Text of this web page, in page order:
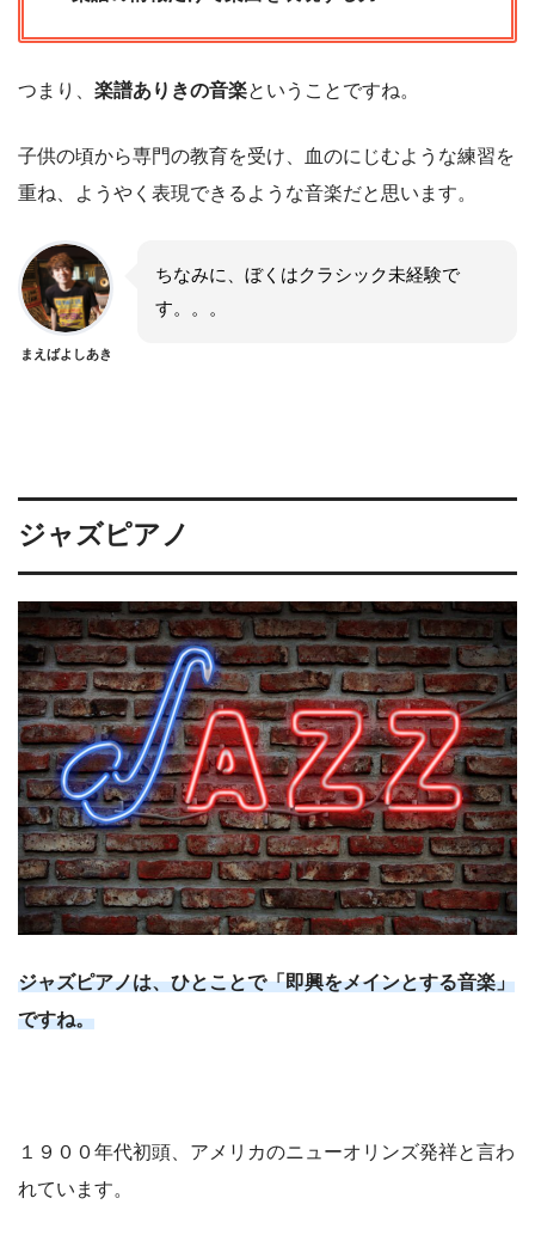
つまり、 楽譜ありきの音楽ということですね。
子供の頃から専門の教育を受け、血のにじむような練習を
重ね、ようやく表現できるような音楽だと思います。
まえばよしあき
ちなみに、ぼくはクラシック未経験で
す。。。
ジャズピアノ
ジャズピアノは、ひとことで「即興をメインとする音楽」
ですね。
１９００年代初頭、アメリカのニューオリンズ発祥と言わ
れています。